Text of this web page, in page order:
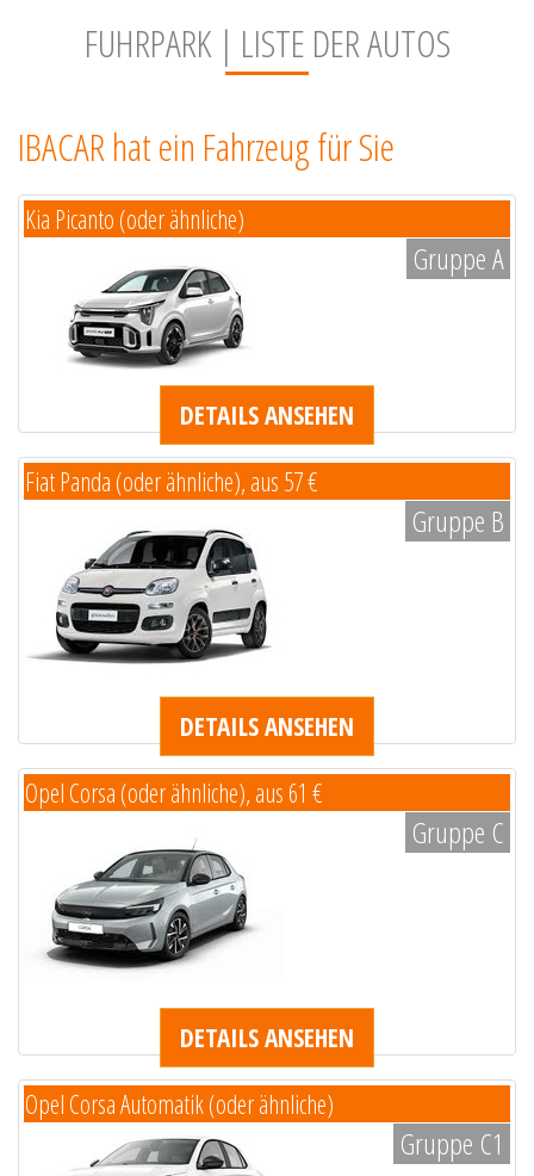
FUHRPARK | LISTE DER AUTOS
IBACAR hat ein Fahrzeug für Sie
Kia Picanto (oder ähnliche)
Gruppe A
DETAILS ANSEHEN
Fiat Panda (oder ähnliche), aus 57 €
Gruppe B
DETAILS ANSEHEN
Opel Corsa (oder ähnliche), aus 61 €
Gruppe C
DETAILS ANSEHEN
Opel Corsa Automatik (oder ähnliche)
Gruppe C1